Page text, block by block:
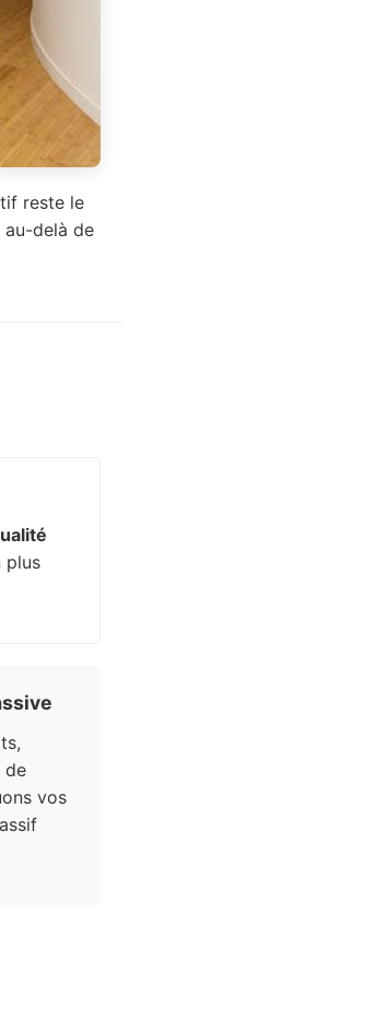
reste le
delà de
plus
de
vos